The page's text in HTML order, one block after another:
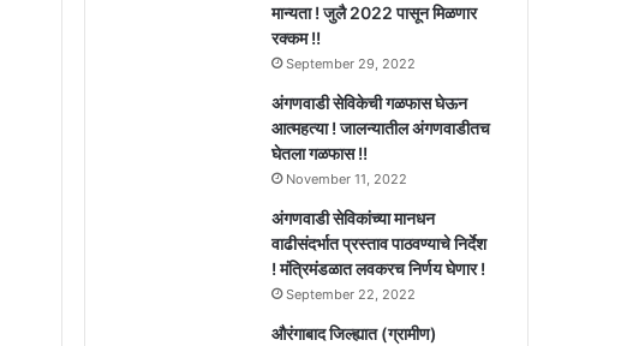
मान्यता ! जुलै 2022 पासून मिळणार
रक्कम !!
September 29, 2022
अंगणवाडी सेविकेची गळफास घेऊन
आत्महत्या ! जालन्यातील अंगणवाडीतच
घेतला गळफास !!
November 11, 2022
अंगणवाडी सेविकांच्या मानधन
वाढीसंदर्भात प्रस्ताव पाठवण्याचे निर्देश
! मंत्रिमंडळात लवकरच निर्णय घेणार !
September 22, 2022
औरंगाबाद जिल्ह्यात (ग्रामीण)